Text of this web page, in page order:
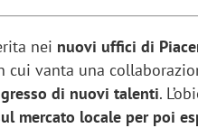
nei nuovi uffici di
cui vanta una
di nuovi talenti.
mercato locale per poi